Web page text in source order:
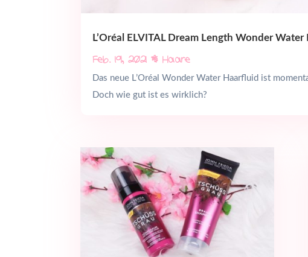
L’Oréal ELVITAL Dream Length Wonder Water
Feb. 19, 2021 |Haare
Das neue L’Oréal Wonder Water Haarfluid ist
Doch wie gut ist es wirklich?